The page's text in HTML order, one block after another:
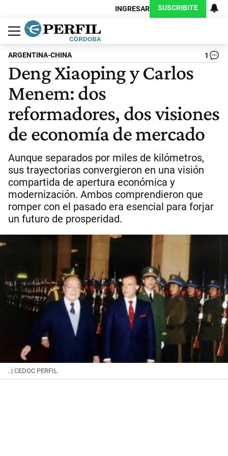
INGRESAR SUSCRIBITE
Política
Economía
Judiciales
Sociedad
Cultura
Espectáculos
Deportes
Protagonistas
ARGENTINA-CHINA 1
Deng Xiaoping y Carlos
Menem: dos
reformadores, dos visiones
de economía de mercado
Aunque separados por miles de kilómetros,
sus trayectorias convergieron en una visión
compartida de apertura económica y
modernización. Ambos comprendieron que
romper con el pasado era esencial para forjar
un futuro de prosperidad.
. | CEDOC PERFIL